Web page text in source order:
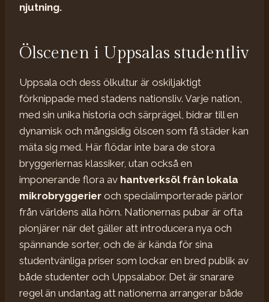
njutning.
Ölscenen i Uppsalas studentliv
Uppsala och dess ölkultur är oskiljaktigt
förknippade med stadens nationsliv. Varje nation,
med sin unika historia och särprägel, bidrar till en
dynamisk och mångsidig ölscen som få städer kan
mäta sig med. Här flödar inte bara de stora
bryggeriernas klassiker, utan också en
imponerande flora av hantverksöl från lokala
mikrobryggerier och specialimporterade pärlor
från världens alla hörn. Nationernas pubar är ofta
pionjärer när det gäller att introducera nya och
spännande sorter, och de är kända för sina
studentvänliga priser som lockar en bred publik av
både studenter och Uppsalabor. Det är snarare
regel än undantag att nationerna arrangerar både